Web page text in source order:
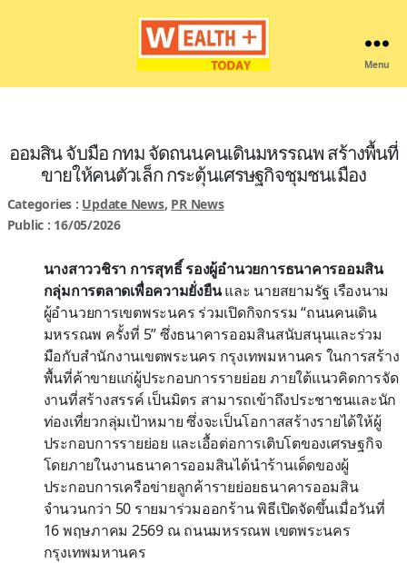
Menu
ออมสิน จับมือ กทม จัดถนนคนเดินมหรรณพ สร้างพื้นที่
ขายให้คนตัวเล็ก กระตุ้นเศรษฐกิจชุมชนเมือง
Categories : Update News, PR News
Public : 16/05/2026
นางสาววชิรา การสุทธิ์ รองผู้อำนวยการธนาคารออมสิน
กลุ่มการตลาดเพื่อความยั่งยืนและ นายสยามรัฐ เรืองนาม
ผู้อำนวยการเขตพระนคร ร่วมเปิดกิจกรรม “ถนนคนเดิน
มหรรณพ ครั้งที่ 5” ซึ่งธนาคารออมสินสนับสนุนและร่วม
มือกับสำนักงานเขตพระนคร กรุงเทพมหานคร ในการสร้าง
พื้นที่ค้าขายแก่ผู้ประกอบการรายย่อย ภายใต้แนวคิดการจัด
งานที่สร้างสรรค์ เป็นมิตร สามารถเข้าถึงประชาชนและนัก
ท่องเที่ยวกลุ่มเป้าหมาย ซึ่งจะเป็นโอกาสสร้างรายได้ให้ผู้
ประกอบการรายย่อย และเอื้อต่อการเติบโตของเศรษฐกิจ
โดยภายในงานธนาคารออมสินได้นำร้านเด็ดของผู้
ประกอบการเครือข่ายลูกค้ารายย่อยธนาคารออมสิน
จำนวนกว่า 50 รายมาร่วมออกร้าน พิธีเปิดจัดขึ้นเมื่อวันที่
16 พฤษภาคม 2569 ณ ถนนมหรรณพ เขตพระนคร
กรุงเทพมหานคร